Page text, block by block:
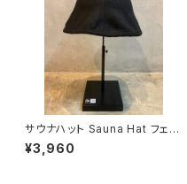
サウナハット Sauna Hat フェル
ト ブラック
¥3,960